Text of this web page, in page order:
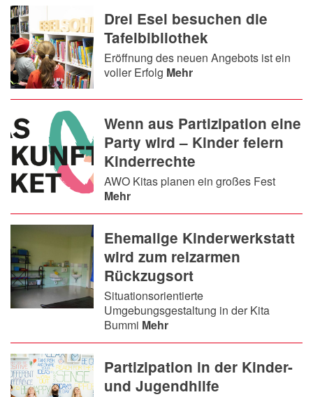
Drei Esel besuchen die
Tafelbibliothek
Eröffnung des neuen Angebots ist ein
voller Erfolg Mehr
Wenn aus Partizipation eine
Party wird – Kinder feiern
Kinderrechte
AWO Kitas planen ein großes Fest
Mehr
Ehemalige Kinderwerkstatt
wird zum reizarmen
Rückzugsort
Situationsorientierte
Umgebungsgestaltung in der Kita
Bummi Mehr
Partizipation in der Kinder-
und Jugendhilfe